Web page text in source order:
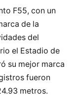
F55, con un
de la
del
el Estadio de
su mejor marca
fueron
metros.